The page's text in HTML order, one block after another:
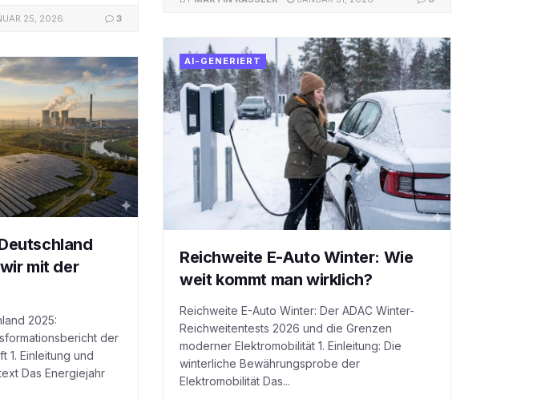
25, 2026 3
AI-GENERIERT
Reichweite E-Auto Winter: Wie
weit kommt man wirklich?
Reichweite E-Auto Winter: Der ADAC Winter-
Reichweitentests 2026 und die Grenzen
moderner Elektromobilität 1. Einleitung: Die
winterliche Bewährungsprobe der
Elektromobilität Das...
mit der
2025:
der
1. Einleitung und
Das Energiejahr